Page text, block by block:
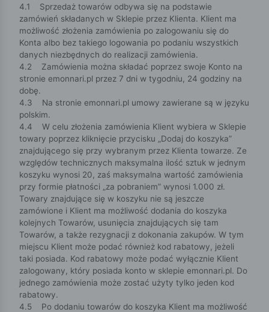
4.1 Sprzedaż towarów odbywa się na podstawie
zamówień składanych w Sklepie przez Klienta. Klient ma
możliwość złożenia zamówienia po zalogowaniu się do
Konta albo bez takiego logowania po podaniu wszystkich
danych niezbędnych do realizacji zamówienia.
4.2 Zamówienia można składać poprzez swoje Konto na
stronie emonnari.pl przez 7 dni w tygodniu, 24 godziny na
dobę.
4.3 Na stronie emonnari.pl umowy zawierane są w języku
polskim.
4.4 W celu złożenia zamówienia Klient wybiera w Sklepie
towary poprzez kliknięcie przycisku „Dodaj do koszyka”
znajdującego się przy wybranym przez Klienta towarze. Ze
względów technicznych maksymalna ilość sztuk w jednym
koszyku wynosi 20, zaś maksymalna wartość zamówienia
przy formie płatności „za pobraniem” wynosi 1.000 zł.
Towary znajdujące się w koszyku nie są jeszcze
zamówione i Klient ma możliwość dodania do koszyka
kolejnych Towarów, usunięcia znajdujących się tam
Towarów, a także rezygnacji z dokonania zakupów. W tym
miejscu Klient może podać również kod rabatowy, jeżeli
taki posiada. Kod rabatowy może podać wyłącznie Klient
zalogowany, który posiada konto w sklepie emonnari.pl. Do
jednego zamówienia może zostać użyty tylko jeden kod
rabatowy.
4.5 Po dodaniu towarów do koszyka Klient ma możliwość